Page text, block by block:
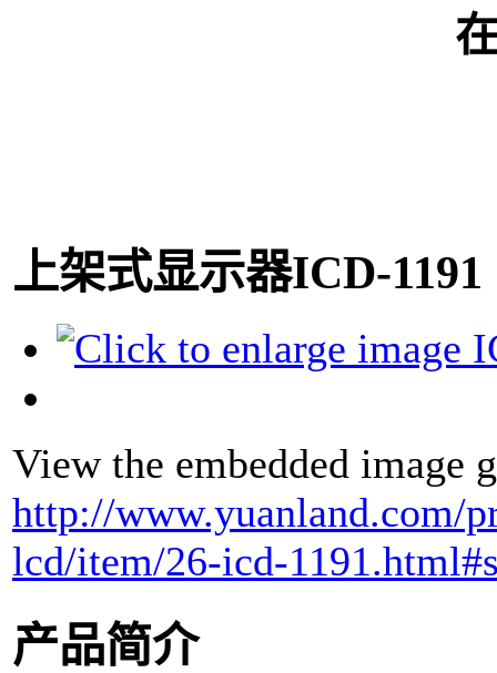
上架式显示器ICD-1191
View the embedded image
http://www.yuanland.com/
lcd/item/26-icd-
产品简介